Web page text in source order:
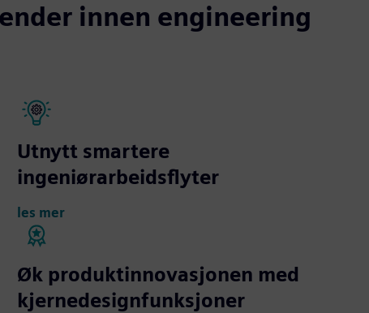
innen engineering
Utnytt smartere
ingeniørarbeidsflyter
les mer
Øk produktinnovasjonen med
kjernedesignfunksjoner